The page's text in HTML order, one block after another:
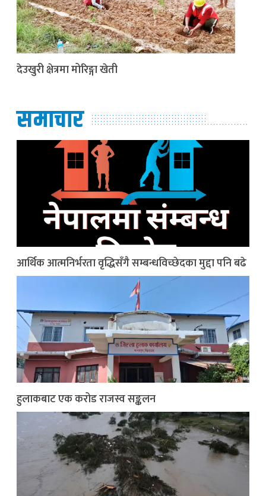
देउखुरी क्षेत्रमा मोरिङ्गा खेती
समाचार
आर्थिक आत्मनिर्भरता वृद्धिसँगै सम्बन्धविच्छेदका मुद्दा पनि बढे
हुलाकबाट एक करोड राजस्व सङ्कलन